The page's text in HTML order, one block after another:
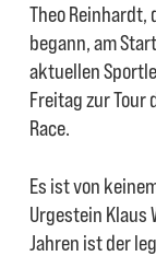
Theo Reinhardt,
begann, am
aktuellen
Freitag zur Tour
Race.
Es ist von
Urgestein Klaus
Jahren ist der